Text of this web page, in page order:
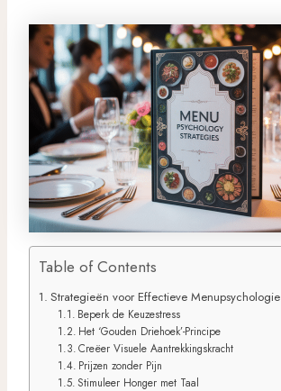
Table of Contents
Strategieën voor Effectieve Menupsychologie
Beperk de Keuzestress
Het ‘Gouden Driehoek’-Principe
Creëer Visuele Aantrekkingskracht
Prijzen zonder Pijn
Stimuleer Honger met Taal